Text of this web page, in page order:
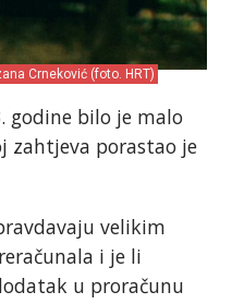
Crneković (foto. HRT)
godine bilo je malo
zahtjeva porastao je
velikim
i je li
u proračunu